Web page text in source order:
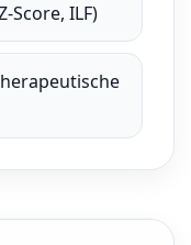
Score, ILF)